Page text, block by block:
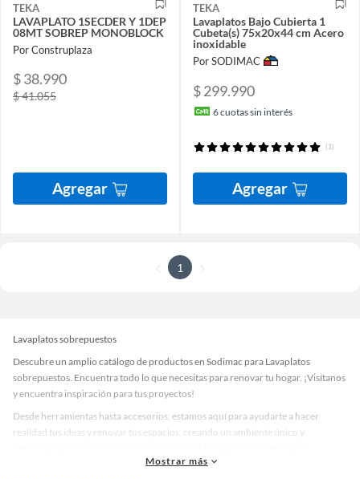
TEKA
LAVAPLATO 1SECDER Y 1DEP
08MT SOBREP MONOBLOCK
Por Construplaza
$ 38.990
$ 41.055
Agregar
TEKA
Lavaplatos Bajo Cubierta 1
Cubeta(s) 75x20x44 cm Acero
inoxidable
Por SODIMAC
$ 299.990
6cuotas sin interés
(1)
Agregar
1
Lavaplatos sobrepuestos
Descubre un amplio catálogo de productos en Sodimac para Lavaplatos
sobrepuestos. Encuentra todo lo que necesitas para renovar tu hogar. ¡Visítanos
y encuentra inspiración para tus proyectos!
Desde herramientas hasta accesorios, estamos aquí para ayudarte a hacer
realidad tus ideas y renovar tus espacios, creando un ambiente único y
accesorios de calidad que te ayudarán a crear un espacio más tú.
Mostrar más